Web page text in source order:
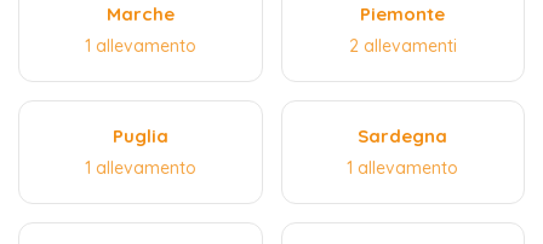
Marche
1 allevamento
Piemonte
2 allevamenti
Puglia
1 allevamento
Sardegna
1 allevamento